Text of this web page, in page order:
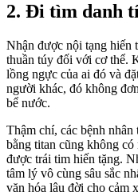
2. Đi tìm danh
Nhận được nội tạng hiến
thuần túy đối với cơ thể.
lồng ngực của ai đó và
người khác, đó không
bể nước.
Thậm chí, các bệnh
bằng titan cũng không
được trái tim hiến tặng.
tâm lý vô cùng sâu sắc
văn hóa lâu đời cho cảm